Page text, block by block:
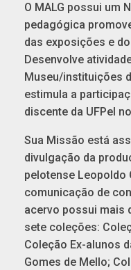
O MALG possui um
pedagógica
das exposições e
Desenvolve
Museu/instituições
estimula a
discente da UFPel
Sua Missão está
divulgação da
pelotense Leopoldo
comunicação de
acervo possui mais
sete coleções:
Coleção Ex-alunos
Gomes de Mello;